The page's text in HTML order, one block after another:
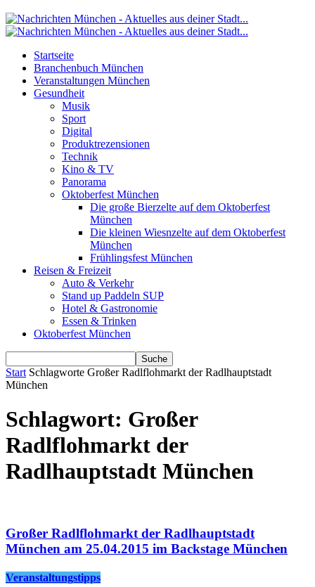
Startseite
Branchenbuch München
Veranstaltungen München
Gesundheit
Musik
Sport
Digital
Produktrezensionen
Technik
Kino & TV
Panorama
Oktoberfest München
Die große Bierzelte auf dem Oktoberfest
München
Die kleinen Wiesnzelte auf dem Oktoberfest
München
Frühlingsfest München
Reisen & Freizeit
Auto & Verkehr
Stand up Paddeln SUP
Hotel & Gastronomie
Essen & Trinken
Oktoberfest München
Start Schlagworte Großer Radlflohmarkt der Radlhauptstadt
München
Schlagwort: Großer
Radlflohmarkt der
Radlhauptstadt München
Großer Radlflohmarkt der Radlhauptstadt
München am 25.04.2015 im Backstage München
Veranstaltungstipps